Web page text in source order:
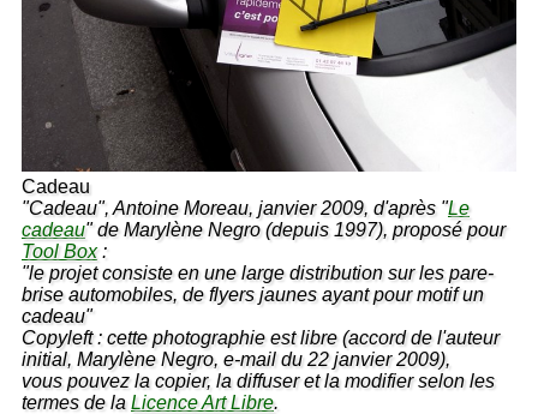
Cadeau
"Cadeau", Antoine Moreau, janvier 2009, d'après "Le
cadeau" de Marylène Negro (depuis 1997), proposé pour
Tool Box:
"le projet consiste en une large distribution sur les pare-
brise automobiles, de flyers jaunes ayant pour motif un
cadeau"
Copyleft : cette photographie est libre (accord de l'auteur
initial, Marylène Negro, e-mail du 22 janvier 2009),
vous pouvez la copier, la diffuser et la modifier selon les
termes de laLicence Art Libre.